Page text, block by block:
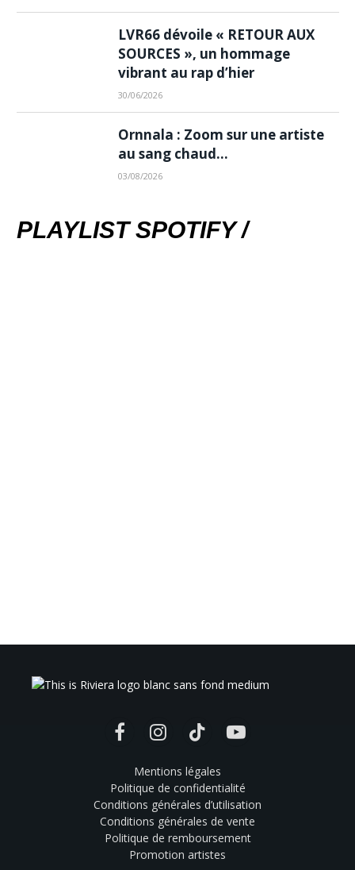
LVR66 dévoile « RETOUR AUX
SOURCES », un hommage
vibrant au rap d’hier
30/06/2026
Ornnala : Zoom sur une artiste
au sang chaud…
03/08/2026
PLAYLIST SPOTIFY /
FacebookInstagramTikTok YouTube
Mentions légales
Politique de confidentialité
Conditions générales d’utilisation
Conditions générales de vente
Politique de remboursement
Promotion artistes